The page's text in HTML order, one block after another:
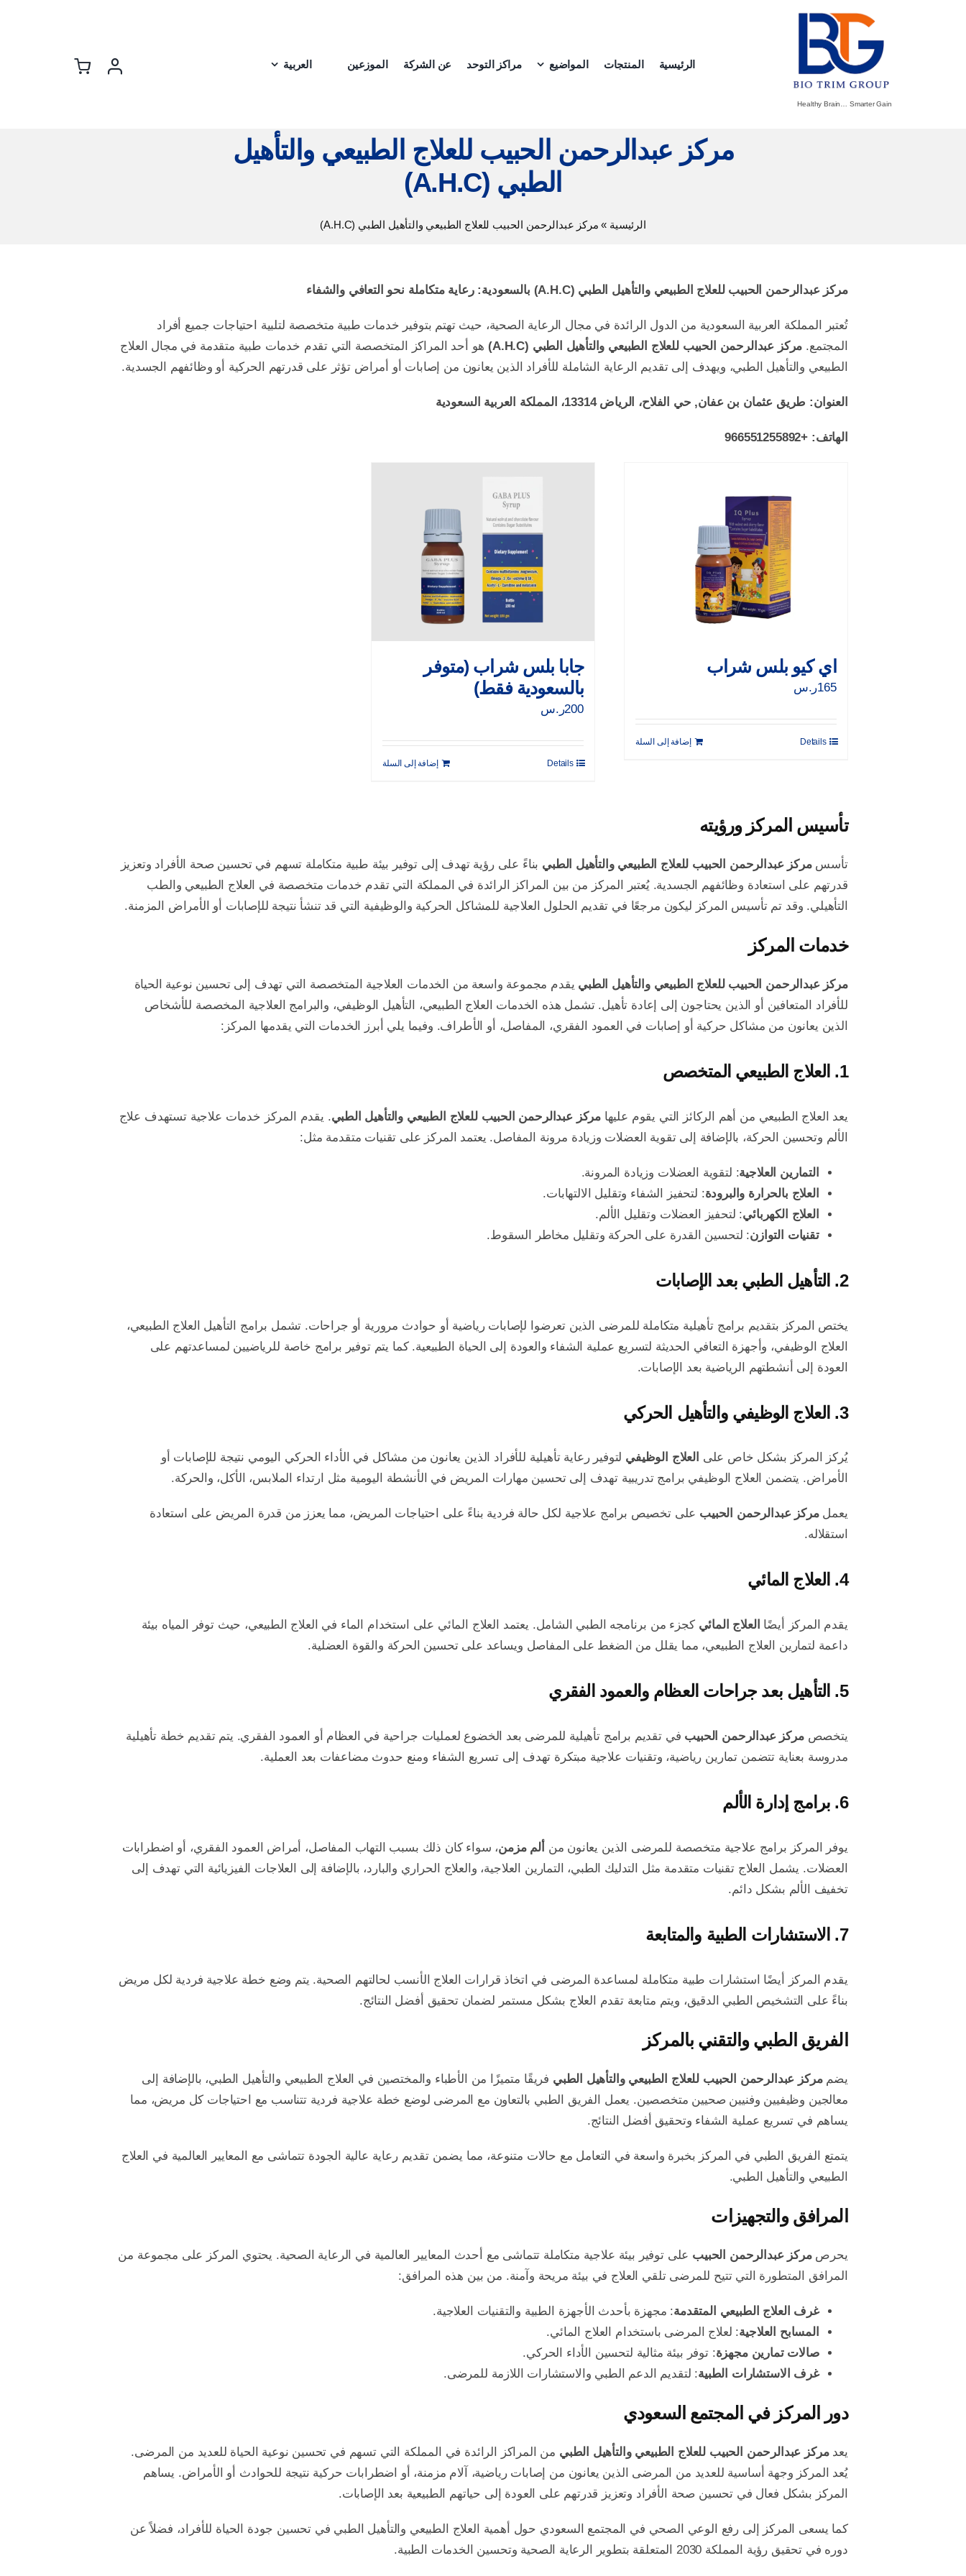
Healthy Brain… Smarter Gain
الرئيسية المنتجات المواضيع مراكز التوحد عن الشركة الموزعين العربية
مركز عبدالرحمن الحبيب للعلاج الطبيعي والتأهيل
الطبي (A.H.C)
الرئيسية » مركز عبدالرحمن الحبيب للعلاج الطبيعي والتأهيل الطبي (A.H.C)
مركز عبدالرحمن الحبيب للعلاج الطبيعي والتأهيل الطبي (A.H.C) بالسعودية: رعاية متكاملة نحو التعافي والشفاء
تُعتبر المملكة العربية السعودية من الدول الرائدة في مجال الرعاية الصحية، حيث تهتم بتوفير خدمات طبية متخصصة لتلبية احتياجات جميع أفراد
المجتمع. مركز عبدالرحمن الحبيب للعلاج الطبيعي والتأهيل الطبي (A.H.C)
هو أحد المراكز المتخصصة التي تقدم خدمات طبية متقدمة في مجال العلاج
الطبيعي والتأهيل الطبي، ويهدف إلى تقديم الرعاية الشاملة للأفراد الذين يعانون من إصابات أو أمراض تؤثر على قدرتهم الحركية أو وظائفهم الجسدية.
العنوان: طريق عثمان بن عفان, حي الفلاح، الرياض 13314، المملكة العربية السعودية
الهاتف: +966551255892
اي كيو بلس شراب
165ر.س
إضافة إلى السلة Details
جابا بلس شراب (متوفر
بالسعودية فقط)
200ر.س
إضافة إلى السلة Details
تأسيس المركز ورؤيته
تأسسمركز عبدالرحمن الحبيب للعلاج الطبيعي والتأهيل الطبي بناءً على رؤية تهدف إلى توفير بيئة طبية متكاملة تسهم في تحسين صحة الأفراد وتعزيز
قدرتهم على استعادة وظائفهم الجسدية. يُعتبر المركز من بين المراكز الرائدة في المملكة التي تقدم خدمات متخصصة في العلاج الطبيعي والطب
التأهيلي. وقد تم تأسيس المركز ليكون مرجعًا في تقديم الحلول العلاجية للمشاكل الحركية والوظيفية التي قد تنشأ نتيجة للإصابات أو الأمراض المزمنة.
خدمات المركز
مركز عبدالرحمن الحبيب للعلاج الطبيعي والتأهيل الطبي يقدم مجموعة واسعة من الخدمات العلاجية المتخصصة التي تهدف إلى تحسين نوعية الحياة
للأفراد المتعافين أو الذين يحتاجون إلى إعادة تأهيل. تشمل هذه الخدمات العلاج الطبيعي، التأهيل الوظيفي، والبرامج العلاجية المخصصة للأشخاص
الذين يعانون من مشاكل حركية أو إصابات في العمود الفقري، المفاصل، أو الأطراف. وفيما يلي أبرز الخدمات التي يقدمها المركز:
1. العلاج الطبيعي المتخصص
يعد العلاج الطبيعي من أهم الركائز التي يقوم عليها مركز عبدالرحمن الحبيب للعلاج الطبيعي والتأهيل الطبي. يقدم المركز خدمات علاجية تستهدف علاج
الألم وتحسين الحركة، بالإضافة إلى تقوية العضلات وزيادة مرونة المفاصل. يعتمد المركز على تقنيات متقدمة مثل:
التمارين العلاجية: لتقوية العضلات وزيادة المرونة.
العلاج بالحرارة والبرودة: لتحفيز الشفاء وتقليل الالتهابات.
العلاج الكهربائي: لتحفيز العضلات وتقليل الألم.
تقنيات التوازن: لتحسين القدرة على الحركة وتقليل مخاطر السقوط.
2. التأهيل الطبي بعد الإصابات
يختص المركز بتقديم برامج تأهيلية متكاملة للمرضى الذين تعرضوا لإصابات رياضية أو حوادث مرورية أو جراحات. تشمل برامج التأهيل العلاج الطبيعي،
العلاج الوظيفي، وأجهزة التعافي الحديثة لتسريع عملية الشفاء والعودة إلى الحياة الطبيعية. كما يتم توفير برامج خاصة للرياضيين لمساعدتهم على
العودة إلى أنشطتهم الرياضية بعد الإصابات.
3. العلاج الوظيفي والتأهيل الحركي
يُركز المركز بشكل خاص على العلاج الوظيفي لتوفير رعاية تأهيلية للأفراد الذين يعانون من مشاكل في الأداء الحركي اليومي نتيجة للإصابات أو
الأمراض. يتضمن العلاج الوظيفي برامج تدريبية تهدف إلى تحسين مهارات المريض في الأنشطة اليومية مثل ارتداء الملابس، الأكل، والحركة.
يعملمركز عبدالرحمن الحبيب على تخصيص برامج علاجية لكل حالة فردية بناءً على احتياجات المريض، مما يعزز من قدرة المريض على استعادة
استقلاله.
4. العلاج المائي
يقدم المركز أيضًا العلاج المائي كجزء من برنامجه الطبي الشامل. يعتمد العلاج المائي على استخدام الماء في العلاج الطبيعي، حيث توفر المياه بيئة
داعمة لتمارين العلاج الطبيعي، مما يقلل من الضغط على المفاصل ويساعد على تحسين الحركة والقوة العضلية.
5. التأهيل بعد جراحات العظام والعمود الفقري
يتخصصمركز عبدالرحمن الحبيب في تقديم برامج تأهيلية للمرضى بعد الخضوع لعمليات جراحية في العظام أو العمود الفقري. يتم تقديم خطة تأهيلية
مدروسة بعناية تتضمن تمارين رياضية، وتقنيات علاجية مبتكرة تهدف إلى تسريع الشفاء ومنع حدوث مضاعفات بعد العملية.
6. برامج إدارة الألم
يوفر المركز برامج علاجية متخصصة للمرضى الذين يعانون من ألم مزمن، سواء كان ذلك بسبب التهاب المفاصل، أمراض العمود الفقري، أو اضطرابات
العضلات. يشمل العلاج تقنيات متقدمة مثل التدليك الطبي، التمارين العلاجية، والعلاج الحراري والبارد، بالإضافة إلى العلاجات الفيزيائية التي تهدف إلى
تخفيف الألم بشكل دائم.
7. الاستشارات الطبية والمتابعة
يقدم المركز أيضًا استشارات طبية متكاملة لمساعدة المرضى في اتخاذ قرارات العلاج الأنسب لحالتهم الصحية. يتم وضع خطة علاجية فردية لكل مريض
بناءً على التشخيص الطبي الدقيق، ويتم متابعة تقدم العلاج بشكل مستمر لضمان تحقيق أفضل النتائج.
الفريق الطبي والتقني بالمركز
يضممركز عبدالرحمن الحبيب للعلاج الطبيعي والتأهيل الطبي فريقًا متميزًا من الأطباء والمختصين في العلاج الطبيعي والتأهيل الطبي، بالإضافة إلى
معالجين وظيفيين وفنيين صحيين متخصصين. يعمل الفريق الطبي بالتعاون مع المرضى لوضع خطة علاجية فردية تتناسب مع احتياجات كل مريض، مما
يساهم في تسريع عملية الشفاء وتحقيق أفضل النتائج.
يتمتع الفريق الطبي في المركز بخبرة واسعة في التعامل مع حالات متنوعة، مما يضمن تقديم رعاية عالية الجودة تتماشى مع المعايير العالمية في العلاج
الطبيعي والتأهيل الطبي.
المرافق والتجهيزات
يحرصمركز عبدالرحمن الحبيب على توفير بيئة علاجية متكاملة تتماشى مع أحدث المعايير العالمية في الرعاية الصحية. يحتوي المركز على مجموعة من
المرافق المتطورة التي تتيح للمرضى تلقي العلاج في بيئة مريحة وآمنة. من بين هذه المرافق:
غرف العلاج الطبيعي المتقدمة: مجهزة بأحدث الأجهزة الطبية والتقنيات العلاجية.
المسابح العلاجية: لعلاج المرضى باستخدام العلاج المائي.
صالات تمارين مجهزة: توفر بيئة مثالية لتحسين الأداء الحركي.
غرف الاستشارات الطبية: لتقديم الدعم الطبي والاستشارات اللازمة للمرضى.
دور المركز في المجتمع السعودي
يعدمركز عبدالرحمن الحبيب للعلاج الطبيعي والتأهيل الطبي من المراكز الرائدة في المملكة التي تسهم في تحسين نوعية الحياة للعديد من المرضى.
يُعد المركز وجهة أساسية للعديد من المرضى الذين يعانون من إصابات رياضية، آلام مزمنة، أو اضطرابات حركية نتيجة للحوادث أو الأمراض. يساهم
المركز بشكل فعال في تحسين صحة الأفراد وتعزيز قدرتهم على العودة إلى حياتهم الطبيعية بعد الإصابات.
كما يسعى المركز إلى رفع الوعي الصحي في المجتمع السعودي حول أهمية العلاج الطبيعي والتأهيل الطبي في تحسين جودة الحياة للأفراد، فضلاً عن
دوره في تحقيق رؤية المملكة 2030 المتعلقة بتطوير الرعاية الصحية وتحسين الخدمات الطبية.